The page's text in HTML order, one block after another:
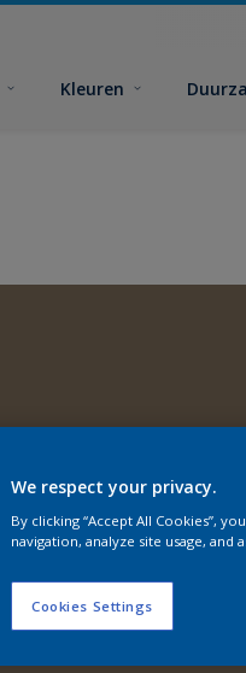
Kleuren
We respect your privacy.
By clicking “Accept All Cookies”,
navigation, analyze site usage, and
Cookies Settings